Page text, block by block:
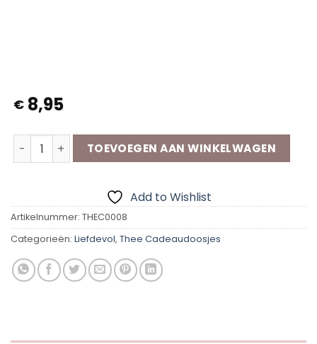
€ 8,95
Thee-Cadeaudoosje | Voor Jou aantal
TOEVOEGEN AAN WINKELWAGEN
Add to Wishlist
Artikelnummer: THEC0008
Categorieën: Liefdevol, Thee Cadeaudoosjes